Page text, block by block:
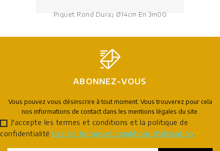
Piquet Rond Dura² Ø14cm En 3m00
ABONNEZ-VOUS
Vous pouvez vous désinscrire à tout moment. Vous trouverez pour cela
nos informations de contact dans les mentions légales du site.
J'accepte les termes et conditions et la politique de
confidentialité Lire les termes et conditions d'utilisation.